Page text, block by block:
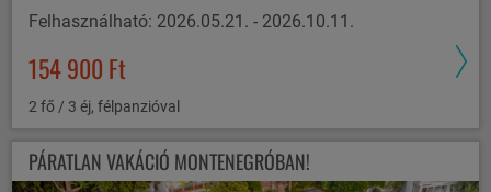
Felhasználható: 2026.05.21. - 2026.10.11.
154 900 Ft
2 fő / 3 éj, félpanzióval
PÁRATLAN VAKÁCIÓ MONTENEGRÓBAN!